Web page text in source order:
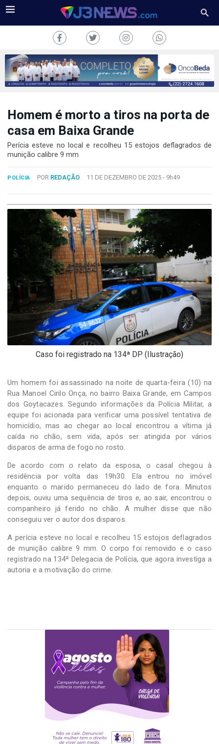
J3NEWS
COLUNAS
FALE
Copyright
2024
Desenvolvido
Hesea
Tecnologia
Sistemas
Homem é morto a tiros na porta de
casa em Baixa Grande
Perícia esteve no local e recolheu 15 estojos deflagrados de
munição calibre 9 mm
POLÍCIA POR REDAÇÃO 11 DE DEZEMBRO DE 2025 - 9h49
Caso foi registrado na 134ª DP (Ilustração)
Um homem foi assassinado na noite de quarta-feira (10) na
Rua Manoel Cirilo Onça, no bairro Baixa Grande, em Campos
dos Goytacazes. Segundo informações da Polícia Militar, a
equipe foi acionada para verificar uma possível tentativa de
homicídio, mas ao chegar ao local encontrou a vítima já
caída no chão, sem vida, após ser atingida por vários
disparos de arma de fogo no rosto.
De acordo com o relato da esposa, o casal chegou à
residência por volta das 19h30. Ela entrou no imóvel
enquanto o marido permaneceu do lado de fora. Minutos
depois, ouviu uma sequência de tiros e, ao sair, encontrou o
companheiro já ferido no chão. A mulher disse que não
conseguiu ver o autor dos disparos.
A perícia esteve no local e recolheu 15 estojos deflagrados
de munição calibre 9 mm. O corpo foi removido e o caso
registrado na 134ª Delegacia de Polícia, que agora investiga a
autoria e a motivação do crime.